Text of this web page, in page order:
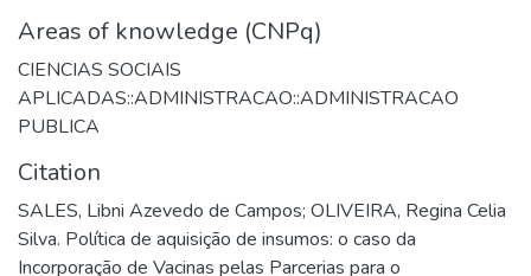
Areas of knowledge (CNPq)
CIENCIAS SOCIAIS
APLICADAS::ADMINISTRACAO::ADMINISTRACAO
PUBLICA
Citation
SALES, Libni Azevedo de Campos; OLIVEIRA, Regina Celia
Silva. Política de aquisição de insumos: o caso da
Incorporação de Vacinas pelas Parcerias para o